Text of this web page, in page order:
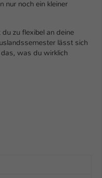
nur noch ein kleiner
zu flexibel an deine
lässt sich
was du wirklich